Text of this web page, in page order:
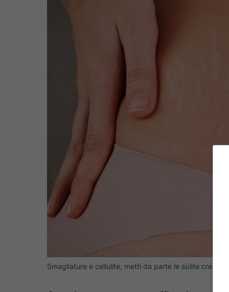
Smagliature e cellulite, metti da parte le solite creme: